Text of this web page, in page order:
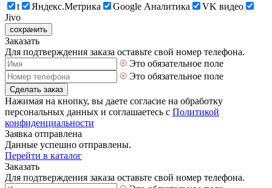
t
Яндекс.Метрика Google Аналитика
VK видео
Jivo
сохранить
Заказать
Для подтверждения заказа оставьте свой номер телефона.
Это обязательное поле
Это обязательное поле
Сделать заказ
Нажимая на кнопку, вы даете согласие на обработку
персональных данных и соглашаетесь с Политикой
конфиденциальности
Заявка отправлена
Данные успешно отправлены.
Перейти в каталог
Заказать
Для подтверждения заказа оставьте свой номер телефона.